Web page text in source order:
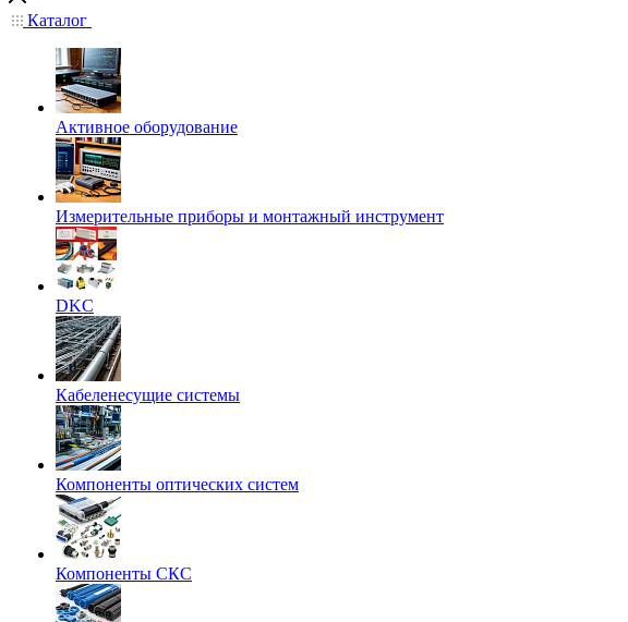
Каталог
Активное оборудование
Измерительные приборы и монтажный инструмент
DKC
Кабеленесущие системы
Компоненты оптических систем
Компоненты СКС